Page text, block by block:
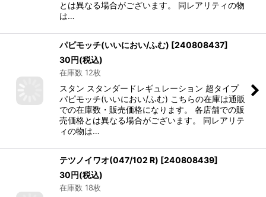
とは異なる場合がございます。 同レアリティの物
は…
パピモッチ(いいにおい/ふむ) [240808437]
30円(税込)
在庫数 12枚
スタン スタンダードレギュレーション 超タイプ
パピモッチ(いいにおい/ふむ) こちらの在庫は通販
での在庫数・販売価格になります。 各店舗での販
売価格とは異なる場合がございます。 同レアリテ
ィの物は…
テツノイワオ(047/102 R) [240808439]
30円(税込)
在庫数 18枚